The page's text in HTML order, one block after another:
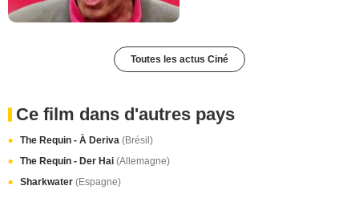
Toutes les actus Ciné
Ce film dans d'autres pays
The Requin - À Deriva (Brésil)
The Requin - Der Hai (Allemagne)
Sharkwater (Espagne)